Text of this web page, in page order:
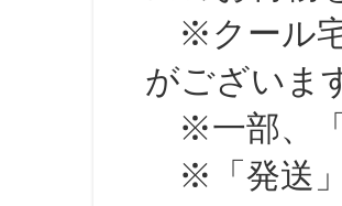
※クール宅
がございま
※一部、「
※「発送」